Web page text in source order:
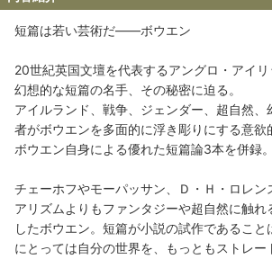
短篇は若い芸術だ――ボウエン
20世紀英国文壇を代表するアングロ・アイリ
幻想的な短篇の名手、その秘密に迫る。
アイルランド、戦争、ジェンダー、超自然、
者がボウエンを多面的に浮き彫りにする意欲
ボウエン自身による優れた短篇論3本を併録。
チェーホフやモーパッサン、Ｄ・Ｈ・ロレン
アリズムよりもファンタジーや超自然に触
したボウエン。短篇が小説の試作であるこ
にとっては自分の世界を、もっともストレー